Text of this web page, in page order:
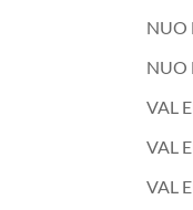
NUO
NUO
VAL
VAL
VAL